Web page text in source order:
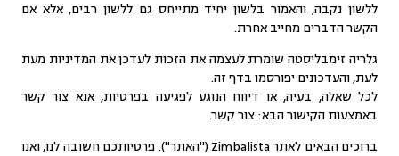
ללשון נקבה, והאמור בלשון יחיד מתייחס גם ללשון רבים, אלא אם
הקשר הדברים מחייב אחרת.
גלריה זימבליסטה שומרת לעצמה את הזכות לעדכן את המדיניות מעת
לעת, והעדכונים יפורסמו בדף זה.
לכל שאלה, בעיה, או דיווח הנוגע לפגיעה בפרטיות, אנא צור קשר
באמצעות הקישור הבא: צור קשר.
ברוכים הבאים לאתר Zimbalista ("האתר"). פרטיותכם חשובה לנו, ואנו